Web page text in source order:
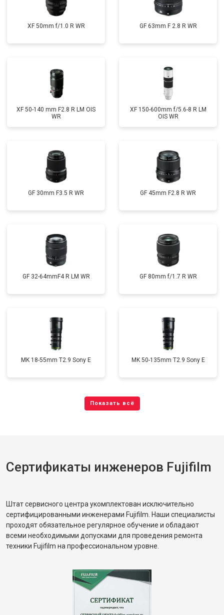
XF 50mm f/1.0 R WR GF 63mm F 2.8 R WR
XF 50-140 mm F2.8 R LM OIS
WR
XF 150-600mm f/5.6-8 R LM
OIS WR
GF 30mm F3.5 R WR GF 45mm F2.8 R WR
GF 32-64mmF4 R LM WR GF 80mm f/1.7 R WR
MK 18-55mm T2.9 Sony E MK 50-135mm T2.9 Sony E
Сертификаты инженеров Fujifilm
Штат сервисного центра укомплектован исключительно
сертифицированными инженерами Fujifilm. Наши специалисты
проходят обязательное регулярное обучение и обладают
всеми необходимыми допусками для проведения ремонта
техники Fujifilm на профессиональном уровне.